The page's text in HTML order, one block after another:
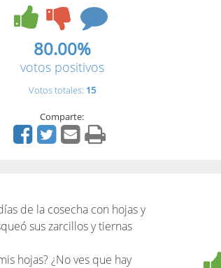
80.00%
votos positivos
Votos totales: 15
Comparte:
de la cosecha con hojas y
sus zarcillos y tiernas
hojas? ¿No ves que hay